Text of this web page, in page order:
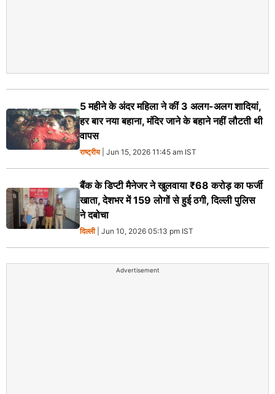
5 महीने के अंदर महिला ने कीं 3 अलग-अलग शादियां,
हर बार नया बहाना, मंदिर जाने के बहाने नहीं लौटती थी
वापस
राष्ट्रीय| Jun 15, 2026 11:45 am IST
बैंक के डिप्टी मैनेजर ने खुलवाया ₹68 करोड़ का फर्जी
खाता, देशभर में 159 लोगों से हुई ठगी, दिल्ली पुलिस
ने दबोचा
दिल्ली| Jun 10, 2026 05:13 pm IST
Advertisement